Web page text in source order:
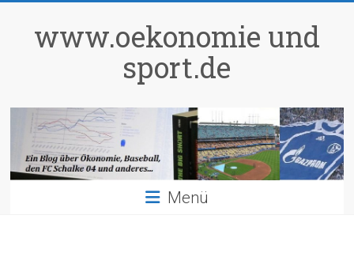
springenwww.oekonomie und
sport.de
Menü